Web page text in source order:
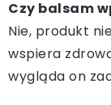
Czy balsam
Nie, produkt
wspiera
wygląda on